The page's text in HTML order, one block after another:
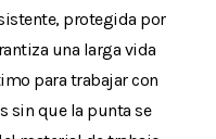
protegida por
una larga vida
para trabajar con
sin que la punta se